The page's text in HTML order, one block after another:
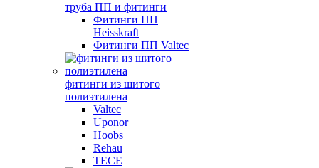
труба ПП и фитинги
Фитинги ПП
Heisskraft
Фитинги ПП Valtec
фитинги из шитого
полиэтилена
Valtec
Uponor
Hoobs
Rehau
TECE